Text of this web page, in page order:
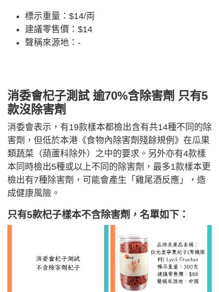
標示重量：$14/両
建議零售價：$14
聲稱來源地：-
消委會杞子測試 逾70%含除害劑 只有5
款沒除害劑
消委會表示，有19款樣本都檢出含有共14種不同的除
害劑，但低於本港《食物內除害劑殘餘規例》在瓜果
類蔬菜（葫蘆科除外）之中的要求。另外亦有4款樣
本同時檢出5種或以上不同的除害劑，最多1款樣本更
檢出有7種除害劑，可能會產生「雞尾酒反應」，造
成健康風險。
只有5款杞子樣本不含除害劑，名單如下：